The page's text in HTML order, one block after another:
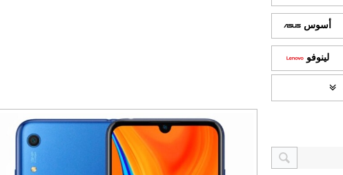
أسوس
لينوفو